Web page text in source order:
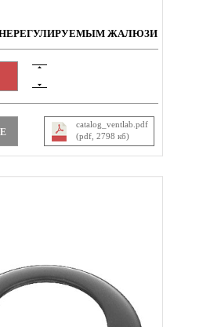
ЖАЛЮЗИ
catalog_ventlab.pdf
(pdf, 2798 кб)